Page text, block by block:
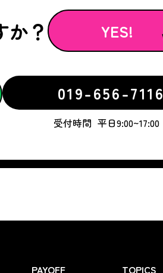
か？ YES!
019-656-7116
受付時間 平日9:00~17:00
PAYOFF TOPICS